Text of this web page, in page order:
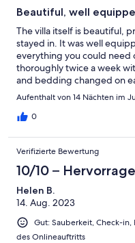
Beautiful, well
The villa itself is beautiful,
stayed in. It was well
everything you could need
thoroughly twice a week
and bedding changed on
a hotel than a self catering
quiet with sea views and 3
(especially loved the
from sellers who stopped
other restaurants within 20
which is opposite the villa
elderly parents couldn't get
which was such a shame
water it is beautiful soft
informative in the lead up
she was attentive and a
Aufenthalt von 14 Nächten im
0
Verifizierte Bewertung
10/10 –
Helen B.
14. Aug. 2023
Gut: Sauberkeit, Check-
des Onlineauftritts